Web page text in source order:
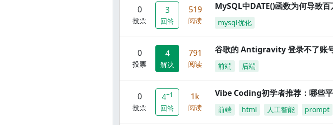
0
投票
3
回答
519
阅读
MySQL中DATE()函数为何导致
mysql优化
0
投票
4
解决
791
阅读
谷歌的 Antigravity 登录不了账
前端 后端
0
投票
4+1
回答
1k
阅读
Vibe Coding初学者推荐：哪些
前端 html 人工智能 prompt